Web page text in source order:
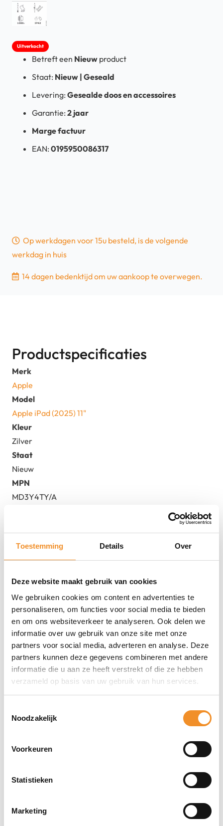
Toestemming Details Over
Deze website maakt gebruik van cookies
We gebruiken cookies om content en advertenties te
personaliseren, om functies voor social media te bieden
en om ons websiteverkeer te analyseren. Ook delen we
informatie over uw gebruik van onze site met onze
partners voor social media, adverteren en analyse. Deze
partners kunnen deze gegevens combineren met andere
informatie die u aan ze heeft verstrekt of die ze hebben
verzameld op basis van uw gebruik van hun services.
Noodzakelijk
Voorkeuren
Statistieken
Marketing
Uitverkocht
Betreft een Nieuw product
Staat: Nieuw | Geseald
Levering: Gesealde doos en accessoires
Garantie: 2 jaar
Marge factuur
EAN: 0195950086317
Op werkdagen voor 15u besteld, is de volgende
werkdag in huis
14 dagen bedenktijd om uw aankoop te overwegen.
Productspecificaties
Merk
Apple
Model
Apple iPad (2025) 11"
Kleur
Zilver
Staat
Nieuw
MPN
MD3Y4TY/A
0195950086171, 0195950086270, 0195950086317
Direct erbij bestellen
Bekijk ook eens deze producten